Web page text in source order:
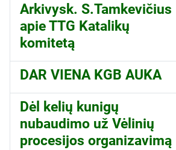
Arkivysk. S.Tamkevičius
apie TTG Katalikų
komitetą
DAR VIENA KGB AUKA
Dėl kelių kunigų
nubaudimo už Vėlinių
procesijos organizavimą